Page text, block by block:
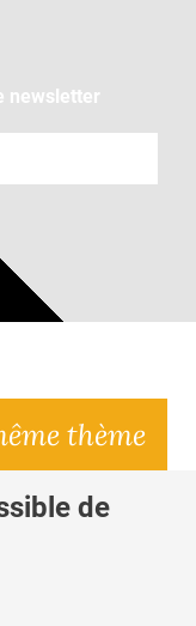
newsletter
thème
de